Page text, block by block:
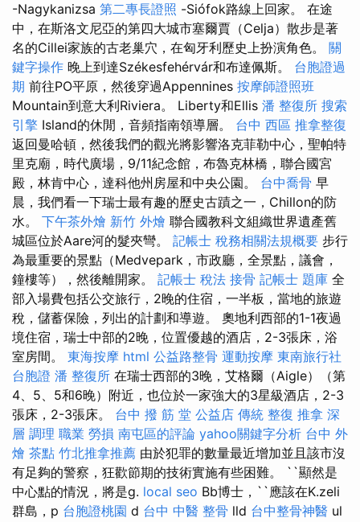
-Nagykanizsa 第二專長證照 -Siófok路線上回家。 在途
中，在斯洛文尼亞的第四大城市塞爾賈（Celja）散步是著
名的Cillei家族的古老巢穴，在匈牙利歷史上扮演角色。 關
鍵字操作 晚上到達Székesfehérvár和布達佩斯。 台胞證過
期 前往PO平原，然後穿過Appennines 按摩師證照班
Mountain到意大利Riviera。 Liberty和Ellis 潘 整復所 搜索
引擎 Island的休閒，音頻指南領導層。 台中 西區 推拿整復
返回曼哈頓，然後我們的觀光將影響洛克菲勒中心，聖帕特
里克廟，時代廣場，9/11紀念館，布魯克林橋，聯合國宮
殿，林肯中心，達科他州房屋和中央公園。 台中喬骨 早
晨，我們看一下瑞士最有趣的歷史古蹟之一，Chillon的防
水。 下午茶外燴 新竹 外燴 聯合國教科文組織世界遺產舊
城區位於Aare河的髮夾彎。 記帳士 稅務相關法規概要 步行
為最重要的景點（Medvepark，市政廳，全景點，議會，
鐘樓等），然後離開家。 記帳士 稅法 接骨 記帳士 題庫 全
部入場費包括公交旅行，2晚的住宿，一半板，當地的旅遊
稅，儲蓄保險，列出的計劃和導遊。 奧地利西部的1-1夜過
境住宿，瑞士中部的2晚，位置優越的酒店，2-3張床，浴
室房間。 東海按摩 html 公益路整骨 運動按摩 東南旅行社
台胞證 潘 整復所 在瑞士西部的3晚，艾格爾（Aigle）（第
4、5、5和6晚）附近，也位於一家強大的3星級酒店，2-3
張床，2-3張床。 台中 撥 筋 堂 公益店 傳統 整復 推拿 深
層 調理 職業 勞損 南屯區的評論 yahoo關鍵字分析 台中 外
燴 茶點 竹北推拿推薦 由於犯罪的數量最近增加並且該市沒
有足夠的警察，狂歡節期的技術實施有些困難。 ``顯然是
中心點的情況，將是g. local seo Bb博士，``應該在K.zeli
群島，p 台胞證桃園 d 台中 中醫 整骨 lld 台中整骨神醫 ul